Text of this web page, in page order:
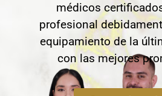
médicos
profesional
equipamiento de la
con las mejores